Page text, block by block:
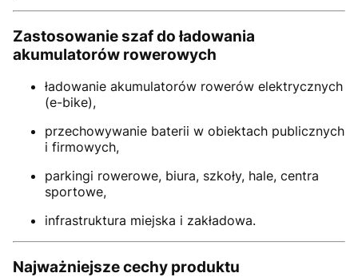
Zastosowanie szaf do ładowania
akumulatorów rowerowych
ładowanie akumulatorów rowerów elektrycznych
(e-bike),
przechowywanie baterii w obiektach publicznych
i firmowych,
parkingi rowerowe, biura, szkoły, hale, centra
sportowe,
infrastruktura miejska i zakładowa.
Najważniejsze cechy produktu